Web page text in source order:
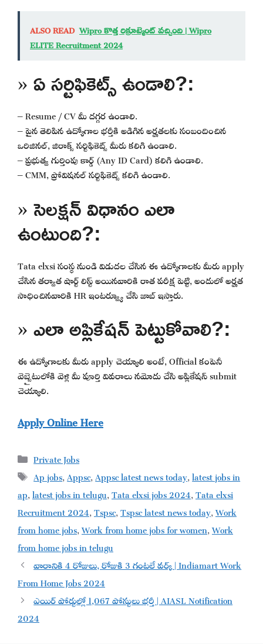
ALSO READ Wipro కొత్త రిక్రూట్మెంట్ వచ్చింది | Wipro
ELITE Recruitment 2024
» ఏ సర్టిఫికెట్స్ ఉండాలి?:
– Resume / CV మీ దగ్గర ఉండాలి.
– పైన తెలిపిన ఉద్యోగాల భర్తీకి అడిగిన అర్హతలకు సంబందించిన
ఒరిజినల్, జిరాక్స్ సర్టిఫికెట్స్ మీరు కలిగి ఉండాలి.
– ప్రభుత్వ గుర్తింపు కార్డ్ (Any ID Card) కలిగి ఉండాలి.
– CMM, ప్రోవిషనల్ సర్టిఫికెట్స్ కలిగి ఉండాలి.
» సెలక్షన్ విధానం ఎలా
ఉంటుంది?:
Tata elxsi సంస్థ నుండి విడుదల చేసిన ఈ ఉద్యోగాలకు మీరు apply
చేసిన తర్వాత షార్ట్ లిస్ట్ అయినవారికి రాత పరీక్ష పెట్టి, అందులో అర్హత
సాధించినవారికి HR ఇంటర్వ్యూ చేసి జాబ్ ఇస్తారు.
» ఎలా అప్లికేషన్ పెట్టుకోవాలి?:
ఈ ఉద్యోగాలకు మీరు apply చెయ్యాలి అంటే, Official కంపెనీ
వెబ్సైటులోకి వెళ్లి మీ పూర్తి వివరాలు నమోదు చేసి అప్లికేషన్ submit
చెయ్యాలి.
Apply Online Here
Categories
Private Jobs
Tags
Ap jobs,Appsc,Appsc latest news today,latest jobs in
ap,latest jobs in telugu,Tata elxsi jobs 2024,Tata elxsi
Recruitment 2024,Tspsc,Tspsc latest news today,Work
from home jobs,Work from home jobs for women,Work
from home jobs in telugu
వారానికి 4 రోజులు, రోజుకి 3 గంటలే వర్క్ | Indiamart Work
From Home Jobs 2024
ఎయిర్ పోర్టుల్లో 1,067 పోస్టులు భర్తీ | AIASL Notification
2024